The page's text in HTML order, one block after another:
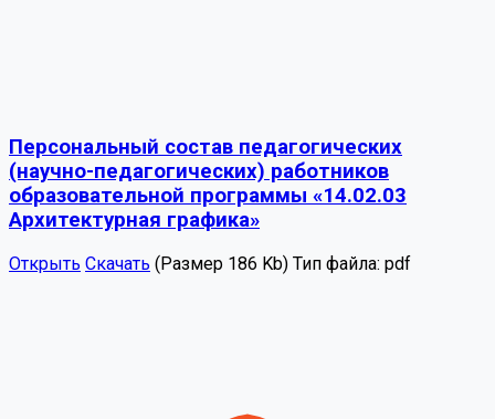
Персональный состав педагогических
(научно-педагогических) работников
образовательной программы «14.02.03
Архитектурная графика»
Открыть Скачать (Размер 186 Kb) Тип файла: pdf